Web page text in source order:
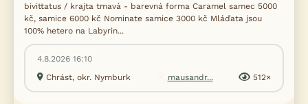
bivittatus / krajta tmavá - barevná forma Caramel samec 5000
kč, samice 6000 kč Nominate samice 3000 kč Mláďata jsou
100% hetero na Labyrin...
4.8.2026 16:10
Chrást, okr. Nymburk
mausandr... 512×